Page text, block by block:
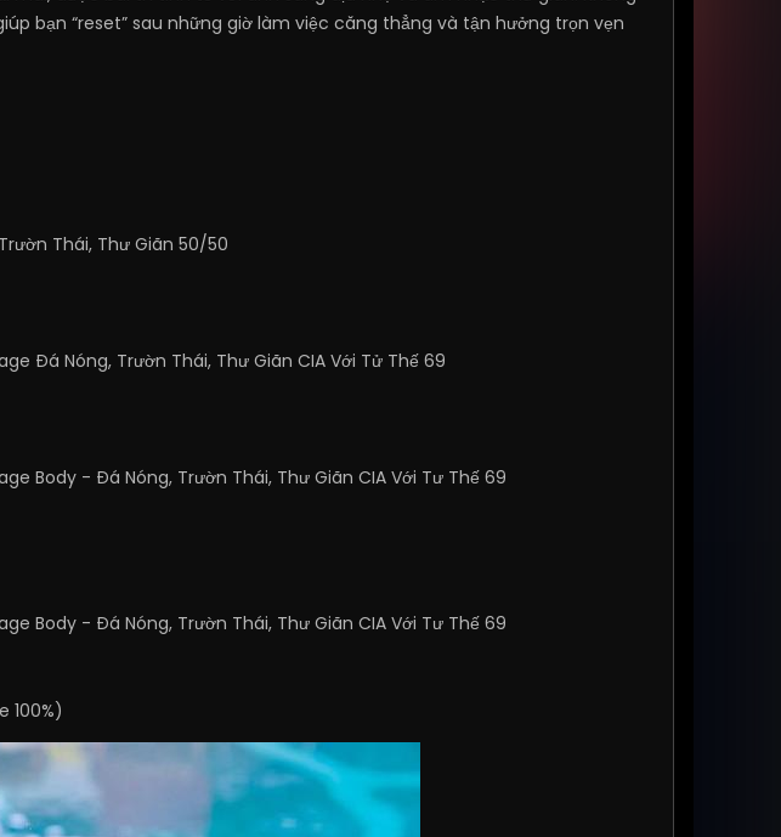
bạn “reset” sau những giờ làm việc căng thẳng và tận hưởng trọn vẹn
Thái, Thư Giãn 50/50
Đá Nóng, Trườn Thái, Thư Giãn CIA Với Tử Thế 69
Body - Đá Nóng, Trườn Thái, Thư Giãn CIA Với Tư Thế 69
Body - Đá Nóng, Trườn Thái, Thư Giãn CIA Với Tư Thế 69
100%)